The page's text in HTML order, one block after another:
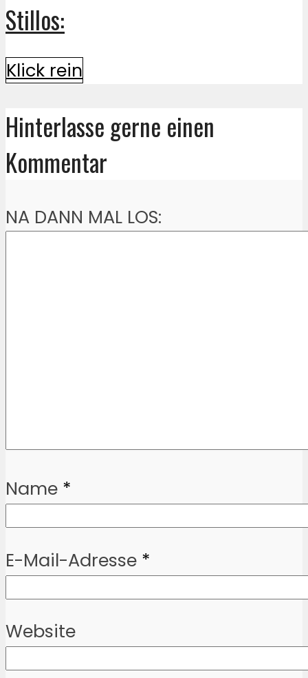
Stillos:
Klick rein
Hinterlasse gerne einen
Kommentar
NA DANN MAL LOS:
Name *
E-Mail-Adresse *
Website